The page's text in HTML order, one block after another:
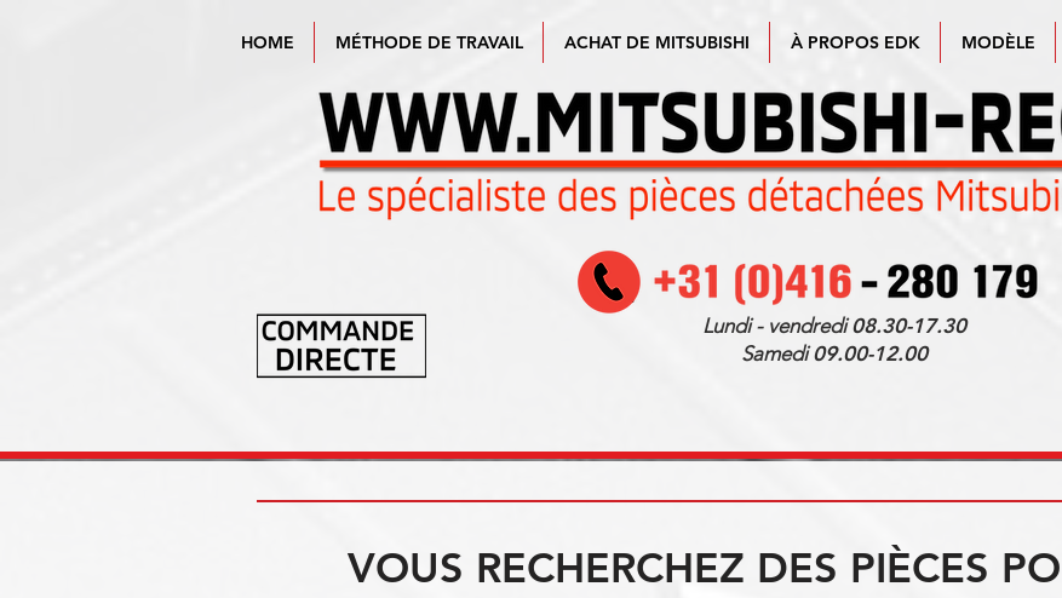
HOME MÉTHODE DE TRAVAIL ACHAT DE MITSUBISHI À PROPOS EDK MODÈLE
Lundi - vendredi08.30-17.30
Samedi09.00-12.00
VOUS RECHERCHEZ DES PIÈCES